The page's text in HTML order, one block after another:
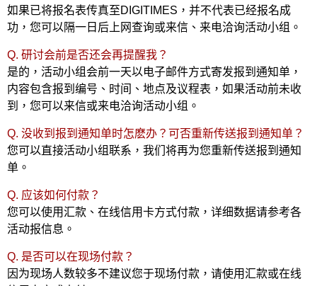
如果已将报名表传真至DIGITIMES，并不代表已经报名成
功，您可以隔一日后上网查询或来信、来电洽询活动小组。
Q. 研讨会前是否还会再提醒我？
是的，活动小组会前一天以电子邮件方式寄发报到通知单，
内容包含报到编号、时间、地点及议程表，如果活动前未收
到，您可以来信或来电洽询活动小组。
Q. 没收到报到通知单时怎麽办？可否重新传送报到通知单？
您可以直接活动小组联系，我们将再为您重新传送报到通知
单。
Q. 应该如何付款？
您可以使用汇款、在线信用卡方式付款，详细数据请参考各
活动报信息。
Q. 是否可以在现场付款？
因为现场人数较多不建议您于现场付款，请使用汇款或在线